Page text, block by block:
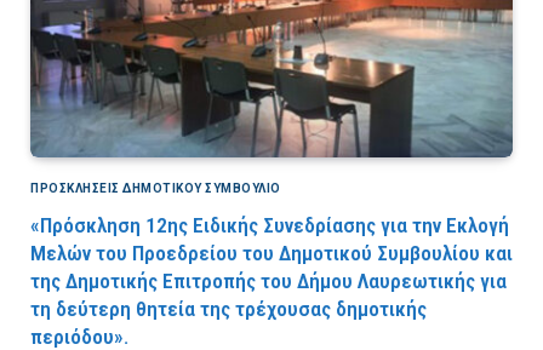
ΠΡΟΣΚΛΉΣΕΙΣ ΔΗΜΟΤΙΚΟΎ ΣΥΜΒΟΎΛΙΟ
«Πρόσκληση 12ης Ειδικής Συνεδρίασης για την Εκλογή
Μελών του Προεδρείου του Δημοτικού Συμβουλίου και
της Δημοτικής Επιτροπής του Δήμου Λαυρεωτικής για
τη δεύτερη θητεία της τρέχουσας δημοτικής
περιόδου».